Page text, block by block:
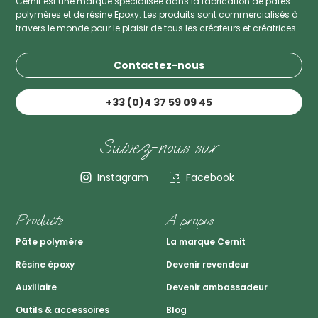
polymères et de résine Epoxy. Les produits sont commercialisés à
travers le monde pour le plaisir de tous les créateurs et créatrices.
Contactez-nous
+33 (0)4 37 59 09 45
Suivez-nous sur
Instagram Facebook
Produits
Pâte polymère
Résine époxy
Auxiliaire
Outils & accessoires
A propos
La marque Cernit
Devenir revendeur
Devenir ambassadeur
Blog